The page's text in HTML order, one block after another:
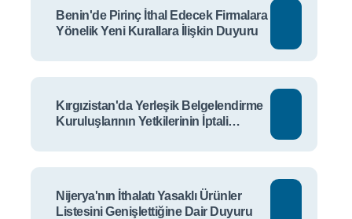
Benin'de Pirinç İthal Edecek Firmalara
Yönelik Yeni Kurallara İlişkin Duyuru
Kırgızistan'da Yerleşik Belgelendirme
Kuruluşlarının Yetkilerinin İptali
Nijerya'nın İthalatı Yasaklı Ürünler
Listesini Genişlettiğine Dair Duyuru